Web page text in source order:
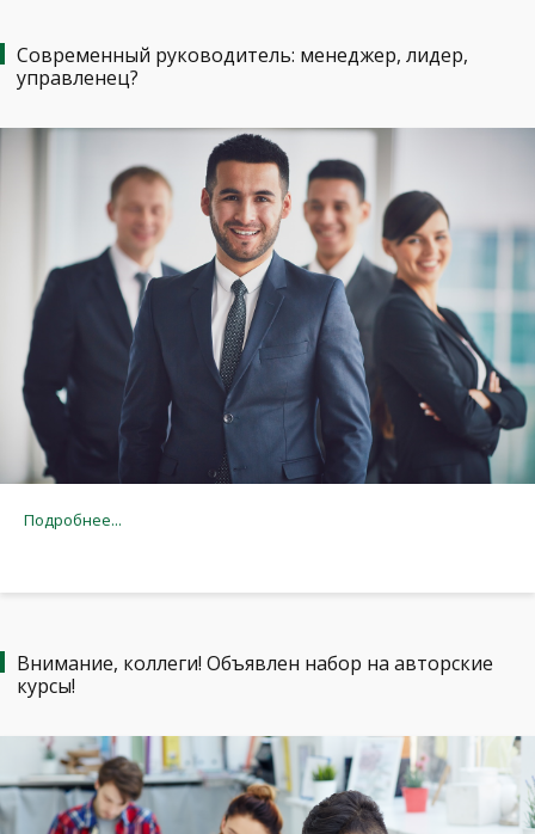
Современный руководитель: менеджер, лидер,
управленец?
Подробнее...
Внимание, коллеги! Объявлен набор на авторские
курсы!